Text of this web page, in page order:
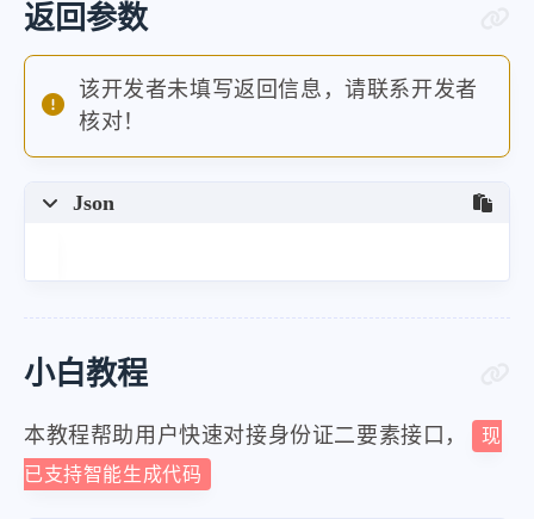
返回参数
该开发者未填写返回信息，请联系开发者
核对！
Json
小白教程
本教程帮助用户快速对接身份证二要素接口，
现
已支持智能生成代码